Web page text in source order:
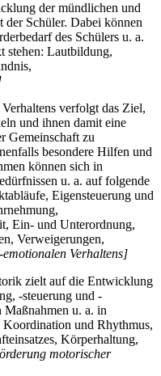
der mündlichen und
Schüler. Dabei können
des Schülers u. a.
stehen: Lautbildung,
verfolgt das Ziel,
und ihnen damit eine
Gemeinschaft zu
besondere Hilfen und
können sich in
u. a. auf folgende
Eigensteuerung und
Ein- und Unterordnung,
Verweigerungen,
Verhaltens]
zielt auf die Entwicklung
-steuerung und -
Maßnahmen u. a. in
und Rhythmus,
Körperhaltung,
motorischer